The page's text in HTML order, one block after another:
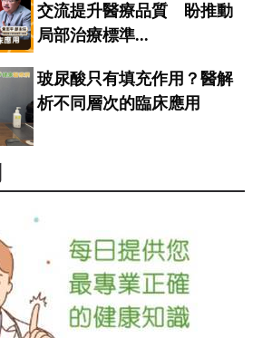
交流提升醫療品質 盼推動
局部治療標準...
玻尿酸只有填充作用？醫解
析不同層次的臨床應用